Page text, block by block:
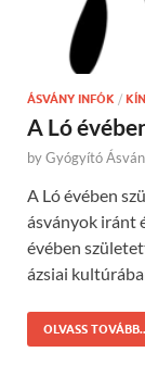
ÁSVÁNY INFÓK /
A Ló
byGyógyító
A Ló évében
ásványok iránt
évében
ázsiai
OLVASS